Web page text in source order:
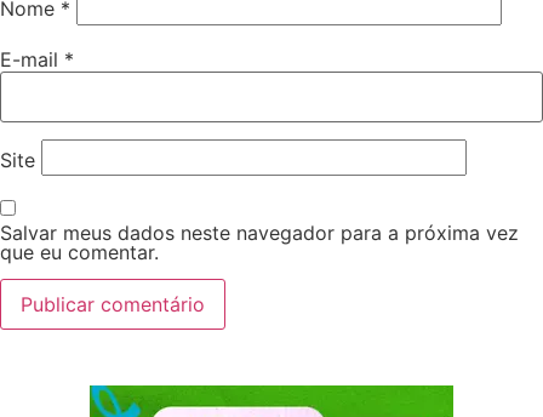
Nome *
E-mail *
Site
Salvar meus dados neste navegador para a próxima vez
que eu comentar.